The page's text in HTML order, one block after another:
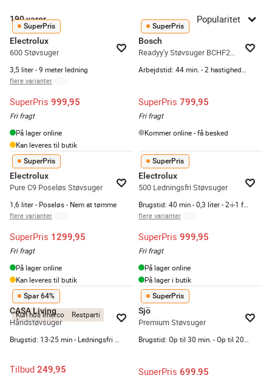
190varer Popularitet
SuperPris
Electrolux
600 Støvsuger
3,5 liter - 9 meter ledning
flere varianter
SuperPris 999,95
Fri fragt
På lager online
Kan leveres til butik
SuperPris
Bosch
Readyy'y Støvsuger BCHF220B
SuperPris 799,95
Fri fragt
Kommer online - få besked
SuperPris
Electrolux
Pure C9 Poseløs Støvsuger
1,6 liter - Poseløs - Nem at tømme
flere varianter
SuperPris 1299,95
Fri fragt
På lager online
Kan leveres til butik
SuperPris
Electrolux
500 Ledningsfri Støvsuger
flere varianter
SuperPris 999,95
Fri fragt
På lager online
På lager i butik
Kun hos Imerco Restparti
Spar 64%
CASA Living
Håndstøvsuger
Tilbud 249,95
SuperPris
Sjö
Premium Støvsuger
SuperPris 699,95